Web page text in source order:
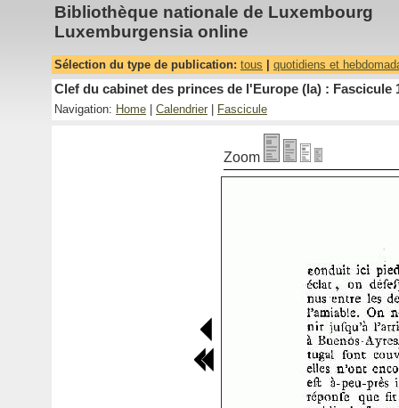
Bibliothèque nationale de Luxembourg
Luxemburgensia online
Sélection du type de publication: tous quotidiens et
Clef du cabinet des princes de l'Europe (la) : Fascicule
Navigation: Home Calendrier Fascicule
Zoom